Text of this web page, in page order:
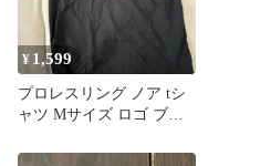
¥ 1,599
プロレスリング ノア tシ
ャツ Mサイズ ロゴ ブラ